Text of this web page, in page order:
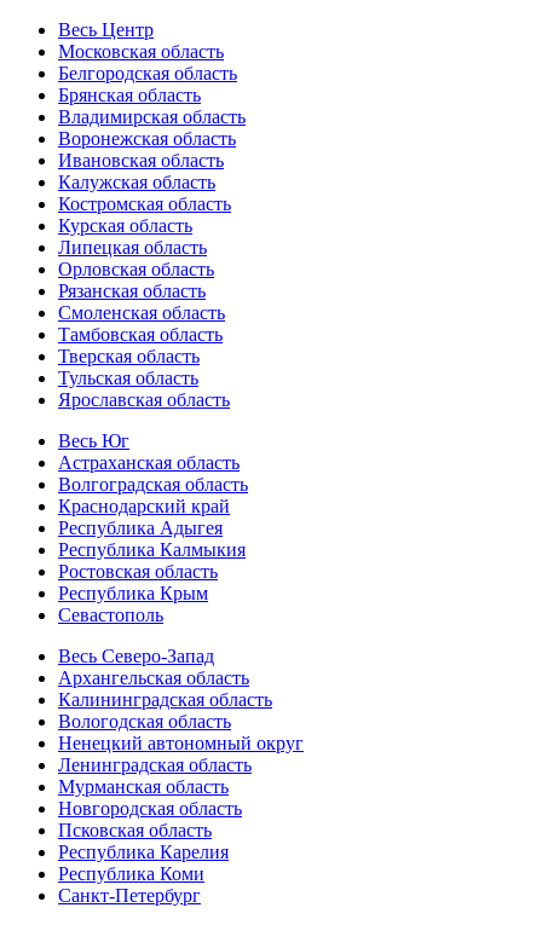
Весь Центр
Московская область
Белгородская область
Брянская область
Владимирская область
Воронежская область
Ивановская область
Калужская область
Костромская область
Курская область
Липецкая область
Орловская область
Рязанская область
Смоленская область
Тамбовская область
Тверская область
Тульская область
Ярославская область
Весь Юг
Астраханская область
Волгоградская область
Краснодарский край
Республика Адыгея
Республика Калмыкия
Ростовская область
Республика Крым
Севастополь
Весь Северо-Запад
Архангельская область
Калининградская область
Вологодская область
Ненецкий автономный округ
Ленинградская область
Мурманская область
Новгородская область
Псковская область
Республика Карелия
Республика Коми
Санкт-Петербург